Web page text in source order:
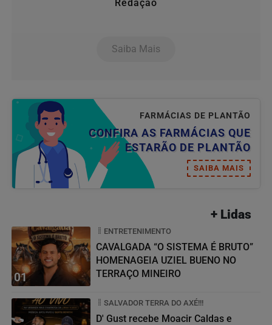
Redação
Saiba Mais
FARMÁCIAS DE PLANTÃO
CONFIRA AS FARMÁCIAS QUE
ESTARÃO DE PLANTÃO
SAIBA MAIS
+ Lidas
01
ENTRETENIMENTO
CAVALGADA “O SISTEMA É BRUTO”
HOMENAGEIA UZIEL BUENO NO
TERRAÇO MINEIRO
SALVADOR TERRA DO AXÉ!!!
D' Gust recebe Moacir Caldas e